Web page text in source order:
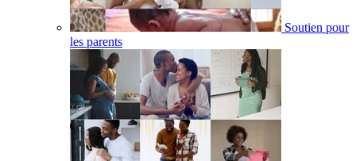
Soutien pour
les parents